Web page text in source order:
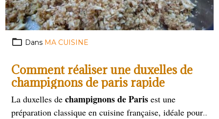
Dans MA CUISINE
Comment réaliser une duxelles de
champignons de paris rapide
La duxelles de champignons de Paris est une
préparation classique en cuisine française, idéale pour